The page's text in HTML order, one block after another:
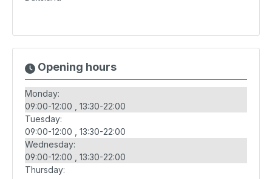
Opening hours
Monday:
09:00-12:00
13:30-22:00
Tuesday:
09:00-12:00
13:30-22:00
Wednesday:
09:00-12:00
13:30-22:00
Thursday: